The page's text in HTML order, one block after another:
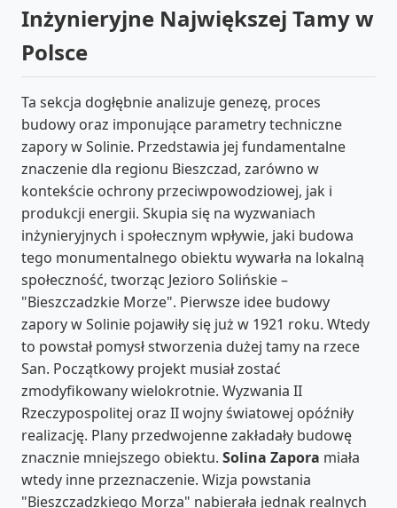
Inżynieryjne Największej Tamy w
Polsce
Ta sekcja dogłębnie analizuje genezę, proces
budowy oraz imponujące parametry techniczne
zapory w Solinie. Przedstawia jej fundamentalne
znaczenie dla regionu Bieszczad, zarówno w
kontekście ochrony przeciwpowodziowej, jak i
produkcji energii. Skupia się na wyzwaniach
inżynieryjnych i społecznym wpływie, jaki budowa
tego monumentalnego obiektu wywarła na lokalną
społeczność, tworząc Jezioro Solińskie –
"Bieszczadzkie Morze". Pierwsze idee budowy
zapory w Solinie pojawiły się już w 1921 roku. Wtedy
to powstał pomysł stworzenia dużej tamy na rzece
San. Początkowy projekt musiał zostać
zmodyfikowany wielokrotnie. Wyzwania II
Rzeczypospolitej oraz II wojny światowej opóźniły
realizację. Plany przedwojenne zakładały budowę
znacznie mniejszego obiektu. Solina Zapora miała
wtedy inne przeznaczenie. Wizja powstania
"Bieszczadzkiego Morza" nabierała jednak realnych